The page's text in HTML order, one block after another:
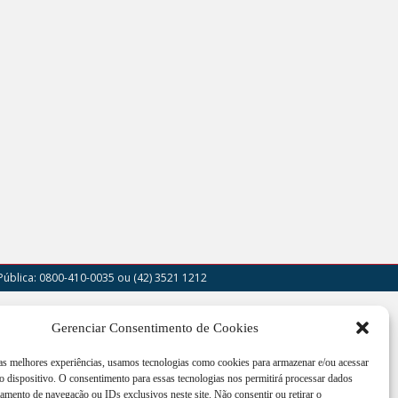
Gerenciar Consentimento de Cookies
melhores experiências, usamos tecnologias como cookies para armazenar e/ou acessar
dispositivo. O consentimento para essas tecnologias nos permitirá processar dados
de navegação ou IDs exclusivos neste site. Não consentir ou retirar o
0800-410-0035 ou (42) 3521 1212
Cruz Machado, 205 - Centro - União da
de segunda a sexta-feira das 12:00h às